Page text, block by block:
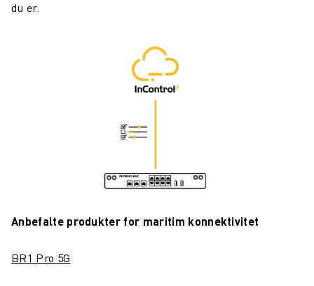
du er.
Anbefalte produkter for maritim konnektivitet
BR1 Pro 5G